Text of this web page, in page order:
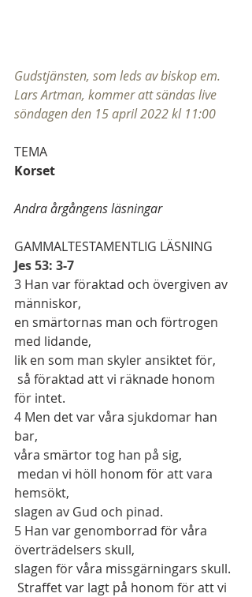
Gudstjänsten, som leds av biskop em.
Lars Artman, kommer att sändas live
söndagen den 15 april 2022 kl 11:00
TEMA
Korset
Andra årgångens läsningar
GAMMALTESTAMENTLIG LÄSNING
Jes 53: 3-7
3 Han var föraktad och övergiven av
människor,
en smärtornas man och förtrogen
med lidande,
lik en som man skyler ansiktet för,
för intet.
4 Men det var våra sjukdomar han
bar,
våra smärtor tog han på sig,
hemsökt,
slagen av Gud och pinad.
5 Han var genomborrad för våra
överträdelsers skull,
slagen för våra missgärningars skull.